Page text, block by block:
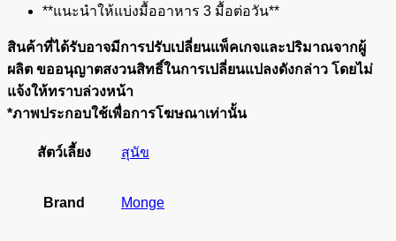
**แนะนำให้แบ่งมื้ออาหาร 3 มื้อต่อวัน**
สินค้าที่ได้รับอาจมีการปรับเปลี่ยนแพ็คเกจและปริมาณจากผู้
ผลิต ขออนุญาตสงวนสิทธิ์ในการเปลี่ยนแปลงดังกล่าว โดยไม่
แจ้งให้ทราบล่วงหน้า
*ภาพประกอบใช้เพื่อการโฆษณาเท่านั้น
สัตว์เลี้ยง สุนัข
Brand Monge